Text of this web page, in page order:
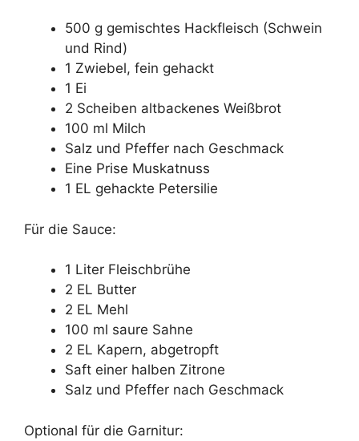
500 g gemischtes Hackfleisch (Schwein
und Rind)
1 Zwiebel, fein gehackt
1 Ei
2 Scheiben altbackenes Weißbrot
100 ml Milch
Salz und Pfeffer nach Geschmack
Eine Prise Muskatnuss
1 EL gehackte Petersilie
Für die Sauce:
1 Liter Fleischbrühe
2 EL Butter
2 EL Mehl
100 ml saure Sahne
2 EL Kapern, abgetropft
Saft einer halben Zitrone
Salz und Pfeffer nach Geschmack
Optional für die Garnitur: